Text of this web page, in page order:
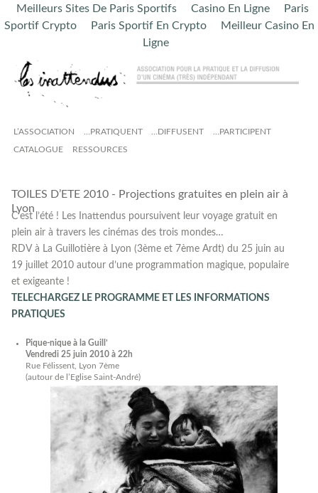
Meilleurs Sites De Paris Sportifs Casino En Ligne
Paris
Sportif Crypto
Paris Sportif En Crypto
Meilleur Casino En
Ligne
L’ASSOCIATION …PRATIQUENT …DIFFUSENT …PARTICIPENT
CATALOGUE RESSOURCES
TOILES D’ETE 2010 - Projections gratuites en plein air à
Lyon
C’est l’été ! Les Inattendus poursuivent leur voyage gratuit en
plein air à travers les cinémas des trois mondes…
RDV à La Guillotière à Lyon (3ème et 7ème Ardt) du 25 juin au
19 juillet 2010 autour d’une programmation magique, populaire
et exigeante !
TELECHARGEZ LE PROGRAMME ET LES INFORMATIONS
PRATIQUES
Pique-nique à la Guill’
Vendredi 25 juin 2010 à 22h
Rue Félissent, Lyon 7ème
(autour de l’Eglise Saint-André)